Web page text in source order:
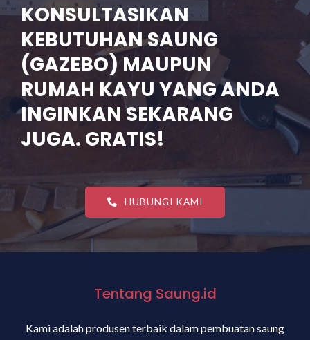
KONSULTASIKAN
KEBUTUHAN SAUNG
(GAZEBO) MAUPUN
RUMAH KAYU YANG ANDA
INGINKAN SEKARANG
JUGA. GRATIS!
HUBUNGI KAMI
Tentang Saung.id
Kami adalah produsen terbaik dalam pembuatan saung